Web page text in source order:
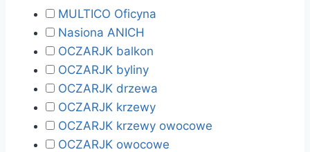
MULTICO Oficyna
Nasiona ANICH
OCZARJK balkon
OCZARJK byliny
OCZARJK drzewa
OCZARJK krzewy
OCZARJK krzewy owocowe
OCZARJK owocowe